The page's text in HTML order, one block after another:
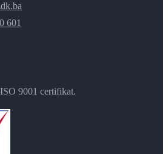
601
9001 certifikat.